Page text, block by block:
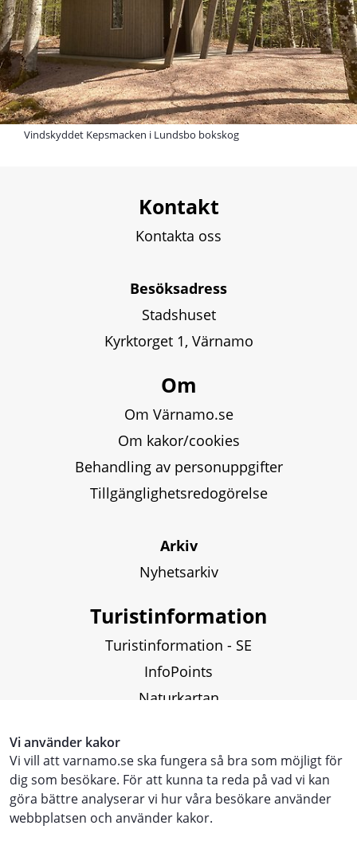
Vi använder kakor
Vi vill att varnamo.se ska fungera så bra som möjligt för
dig som besökare. För att kunna ta reda på vad vi kan
göra bättre analyserar vi hur våra besökare använder
webbplatsen och använder kakor.
Vindskyddet Kepsmacken i Lundsbo bokskog
Kontakt
Kontakta oss
Besöksadress
Stadshuset
Kyrktorget 1, Värnamo
Om
Om Värnamo.se
Om kakor/cookies
Behandling av personuppgifter
Tillgänglighetsredogörelse
Arkiv
Nyhetsarkiv
Turistinformation
Turistinformation - SE
InfoPoints
Naturkartan
Touristinformation - ENG
Touristen Information - DE